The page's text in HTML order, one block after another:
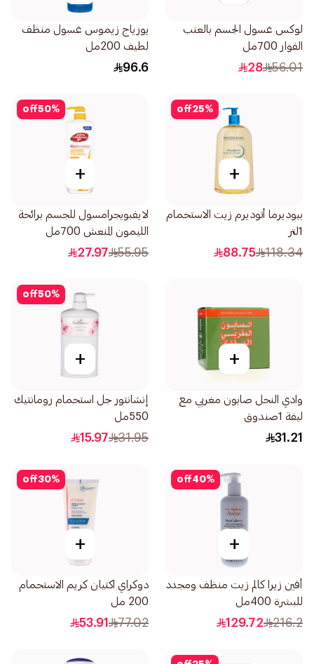
لوكس غسول الجسم بالعنب
الفوار 700مل
56.01
28
يورياج زيموس غسول منظف
لطيف 200مل
96.6
25%
off
+
بيوديرما أتوديرم زيت الاستحمام
1لتر
118.34
88.75
50%
off
+
لايفبويجرامسول للجسم برائحة
الليمون المنعش 700مل
55.95
27.97
+
وادي النحل صابون مغربي مع
ليفة 1صندوق
31.21
50%
off
+
إنشانتور جل استحمام رومانتيك
550مل
31.95
15.97
40%
off
+
أفين زيرا كالم زيت منظف ومجدد
للبشرة 400مل
216.2
129.72
30%
off
+
دوكراي اكتيان كريم الاستحمام
200 مل
77.02
53.91